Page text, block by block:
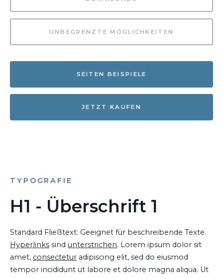
UNBEGRENZTE MÖGLICHKEITEN
SEITEN BEISPIELE
JETZT KAUFEN
TYPOGRAFIE
H1 - Überschrift 1
Standard Fließtext: Geeignet für beschreibende Texte.
Hyperlinks sind unterstrichen. Lorem ipsum dolor sit
amet, consectetur adipiscing elit, sed do eiusmod
tempor incididunt ut labore et dolore magna aliqua. Ut